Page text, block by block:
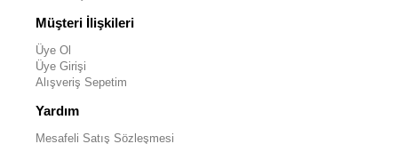
Müşteri İlişkileri
Üye Ol
Üye Girişi
Alışveriş Sepetim
Yardım
Mesafeli Satış Sözleşmesi